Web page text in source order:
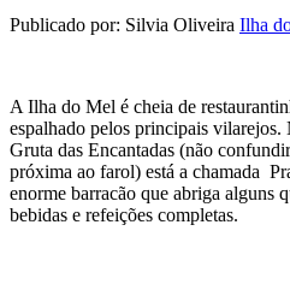
Publicado por: Silvia Oliveira Ilha
A Ilha do Mel é cheia de
espalhado pelos principais
Gruta das Encantadas (não
próxima ao farol) está a chamada
enorme barracão que abriga alguns
bebidas e refeições completas.